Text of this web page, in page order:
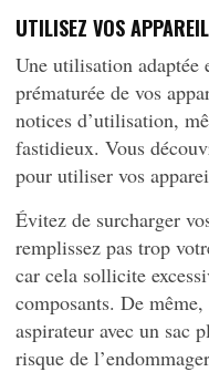
UTILISEZ VOS
Une utilisation adaptée
prématurée de vos
notices d’utilisation,
fastidieux. Vous
pour utiliser vos
Évitez de surcharger
remplissez pas trop
car cela sollicite
composants. De
aspirateur avec un sac
risque de